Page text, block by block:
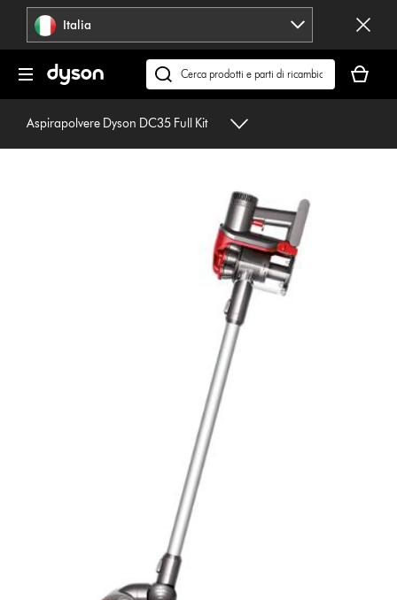
navigazione Italia
Cerca
su
dyson.it
carrello
è
Aspirapolvere Dyson DC35 Full Kit